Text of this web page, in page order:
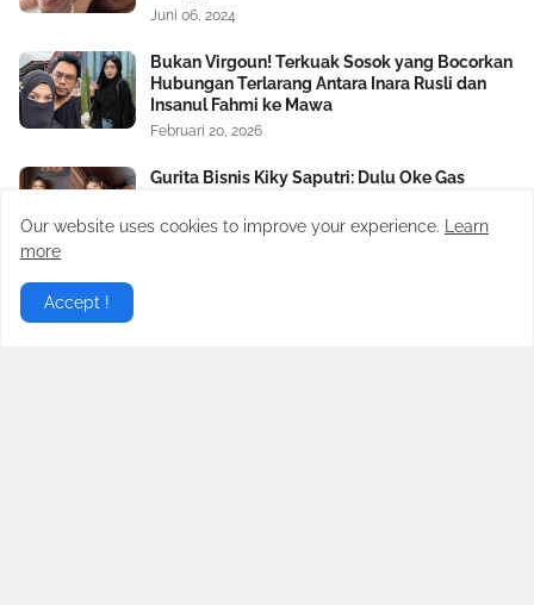
Juni 06, 2024
Bukan Virgoun! Terkuak Sosok yang Bocorkan
Hubungan Terlarang Antara Inara Rusli dan
Insanul Fahmi ke Mawa
Februari 20, 2026
Gurita Bisnis Kiky Saputri: Dulu Oke Gas
habisan
Our website uses cookies to improve your experience.
Learn
more
Accept !